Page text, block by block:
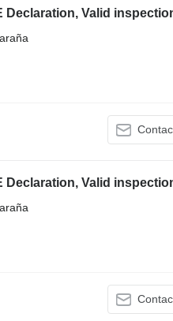
Declaration, Valid
Declaration, Valid